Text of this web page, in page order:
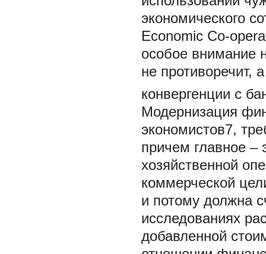
экономического
Economic Co-
особое внимание
не противоречит,
конвергенции с
Модернизация
экономистов7,
причем главное –
хозяйственной
коммерческой
и потому должна
исследованиях
добавленной